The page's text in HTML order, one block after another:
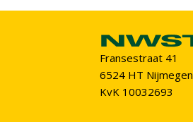
Fransestraat 41
6524 HT Nijmegen
KvK 10032693